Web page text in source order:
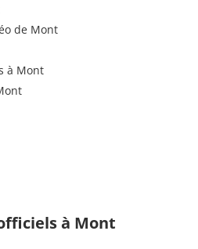
de Mont
à Mont
à Mont